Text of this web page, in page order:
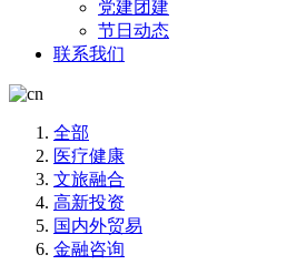
党建团建
节日动态
联系我们
全部
医疗健康
文旅融合
高新投资
国内外贸易
金融咨询